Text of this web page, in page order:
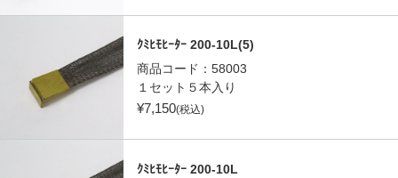
ｸﾐﾋﾓﾋｰﾀｰ 200-10L(5)
商品コード： 58003
１セット５本入り
¥7,150(税込)
ｸﾐﾋﾓﾋｰﾀｰ 200-10L